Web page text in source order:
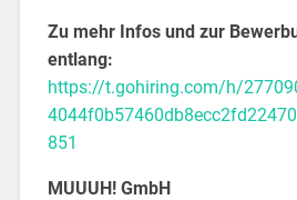
Zu mehr Infos und zur
entlang:
https://t.gohiring.com/h/
851
MUUUH! GmbH